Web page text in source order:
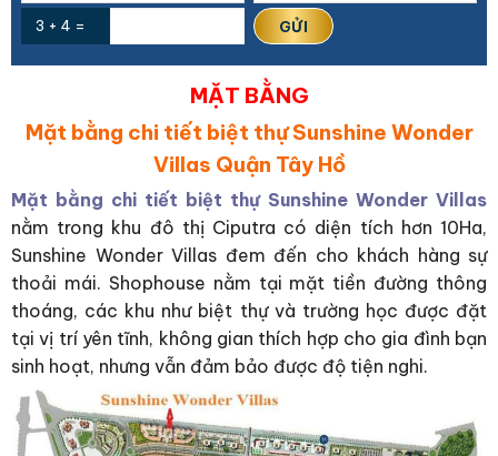
3 + 4 =
MẶT BẰNG
Mặt bằng chi tiết biệt thự Sunshine Wonder
Villas Quận Tây Hồ
Mặt bằng chi tiết biệt thự Sunshine Wonder Villas
nằm trong khu đô thị Ciputra có diện tích hơn 10Ha,
Sunshine Wonder Villas đem đến cho khách hàng sự
thoải mái. Shophouse nằm tại mặt tiền đường thông
thoáng, các khu như biệt thự và trường học được đặt
tại vị trí yên tĩnh, không gian thích hợp cho gia đình bạn
sinh hoạt, nhưng vẫn đảm bảo được độ tiện nghi.